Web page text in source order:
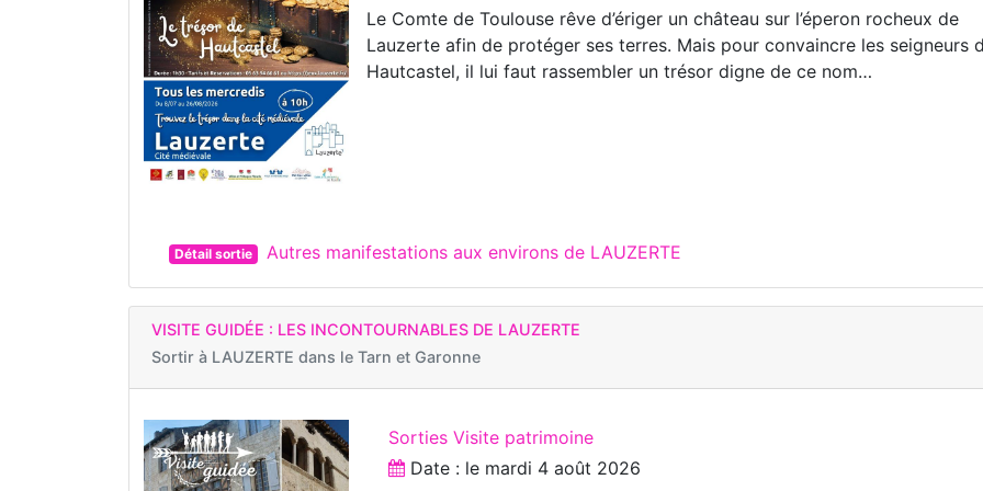
Le Comte de Toulouse rêve d’ériger un château sur l’éperon rocheux de
Lauzerte afin de protéger ses terres. Mais pour convaincre les seigneurs
Hautcastel, il lui faut rassembler un trésor digne de ce nom…
Détail sortie Autres manifestations aux environs de LAUZERTE
VISITE GUIDÉE : LES INCONTOURNABLES DE LAUZERTE
Sortir à LAUZERTE dans le Tarn et Garonne
Sorties Visite patrimoine
Date : le mardi 4 août 2026